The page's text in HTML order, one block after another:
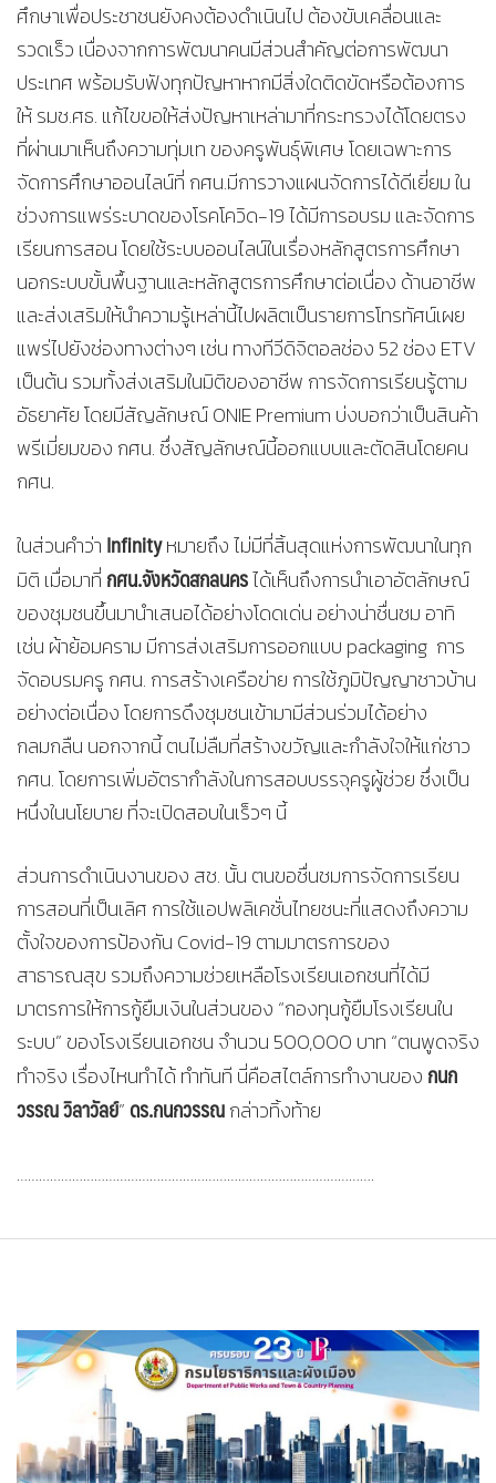
ศึกษาเพื่อประชาชนยังคงต้องดำเนินไป ต้องขับเคลื่อนและ
รวดเร็ว เนื่องจากการพัฒนาคนมีส่วนสำคัญต่อการพัฒนา
ประเทศ พร้อมรับฟังทุกปัญหาหากมีสิ่งใดติดขัดหรือต้องการ
ให้ รมช.ศธ. แก้ไขขอให้ส่งปัญหาเหล่ามาที่กระทรวงได้โดยตรง
ที่ผ่านมาเห็นถึงความทุ่มเท ของครูพันธุ์พิเศษ โดยเฉพาะการ
จัดการศึกษาออนไลน์ที่ กศน.มีการวางแผนจัดการได้ดีเยี่ยม ใน
ช่วงการแพร่ระบาดของโรคโควิด-19 ได้มีการอบรม และจัดการ
เรียนการสอน โดยใช้ระบบออนไลน์ในเรื่องหลักสูตรการศึกษา
นอกระบบขั้นพื้นฐานและหลักสูตรการศึกษาต่อเนื่อง ด้านอาชีพ
และส่งเสริมให้นำความรู้เหล่านี้ไปผลิตเป็นรายการโทรทัศน์เผย
แพร่ไปยังช่องทางต่างๆ เช่น ทางทีวีดิจิตอลช่อง 52 ช่อง ETV
เป็นต้น รวมทั้งส่งเสริมในมิติของอาชีพ การจัดการเรียนรู้ตาม
อัธยาศัย โดยมีสัญลักษณ์ ONIE Premium​ บ่งบอกว่าเป็นสินค้า
พรีเมี่ยมของ กศน. ซึ่งสัญลักษณ์นี้ออกแบบและตัดสินโดยคน
กศน.
ในส่วนคำว่า Infinityหมายถึง ไม่มีที่สิ้นสุดแห่งการพัฒนาในทุก
มิติ เมื่อมาที่ กศน.จังหวัดสกลนครได้เห็นถึงการนำเอาอัตลักษณ์
ของชุมชนขึ้นมานำเสนอได้อย่างโดดเด่น อย่างน่าชื่นชม อาทิ
เช่น ผ้าย้อมคราม มีการส่งเสริมการออกแบบ packaging การ
จัดอบรมครู กศน. การสร้างเครือข่าย การใช้ภูมิปัญญาชาวบ้าน
อย่างต่อเนื่อง โดยการดึงชุมชนเข้ามามีส่วนร่วมได้อย่าง
กลมกลืน นอกจากนี้ ตนไม่ลืมที่สร้างขวัญและกำลังใจให้แก่ชาว
กศน. โดยการเพิ่มอัตรากำลังในการสอบบรรจุครูผู้ช่วย ซึ่งเป็น
หนึ่งในนโยบาย ที่จะเปิดสอบในเร็วๆ นี้
ส่วนการดำเนินงานของ สช. นั้น ตนขอชื่นชมการจัดการเรียน
การสอนที่เป็นเลิศ การใช้แอปพลิเคชั่นไทยชนะที่แสดงถึงความ
ตั้งใจของการป้องกัน Covid-19 ตามมาตรการของ
สาธารณสุข รวมถึงความช่วยเหลือโรงเรียนเอกชนที่ได้มี
มาตรการให้การกู้ยืมเงินในส่วนของ “กองทุนกู้ยืมโรงเรียนใน
ระบบ” ของโรงเรียนเอกชน จำนวน 500,000 บาท “ตนพูดจริง
ทำจริง เรื่องไหนทำได้ ทำทันที นี่คือสไตล์การทำงานของ กนก
วรรณ วิลาวัลย์”ดร.กนกวรรณกล่าวทิ้งท้าย
…………………………………………………………………………………….